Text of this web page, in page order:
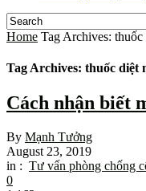
Home Tag Archives:
Tag Archives: thuốc diệt
Cách nhận biết
By Mạnh Tưởng
August 23, 2019
in : Tư vấn phòng chống
0